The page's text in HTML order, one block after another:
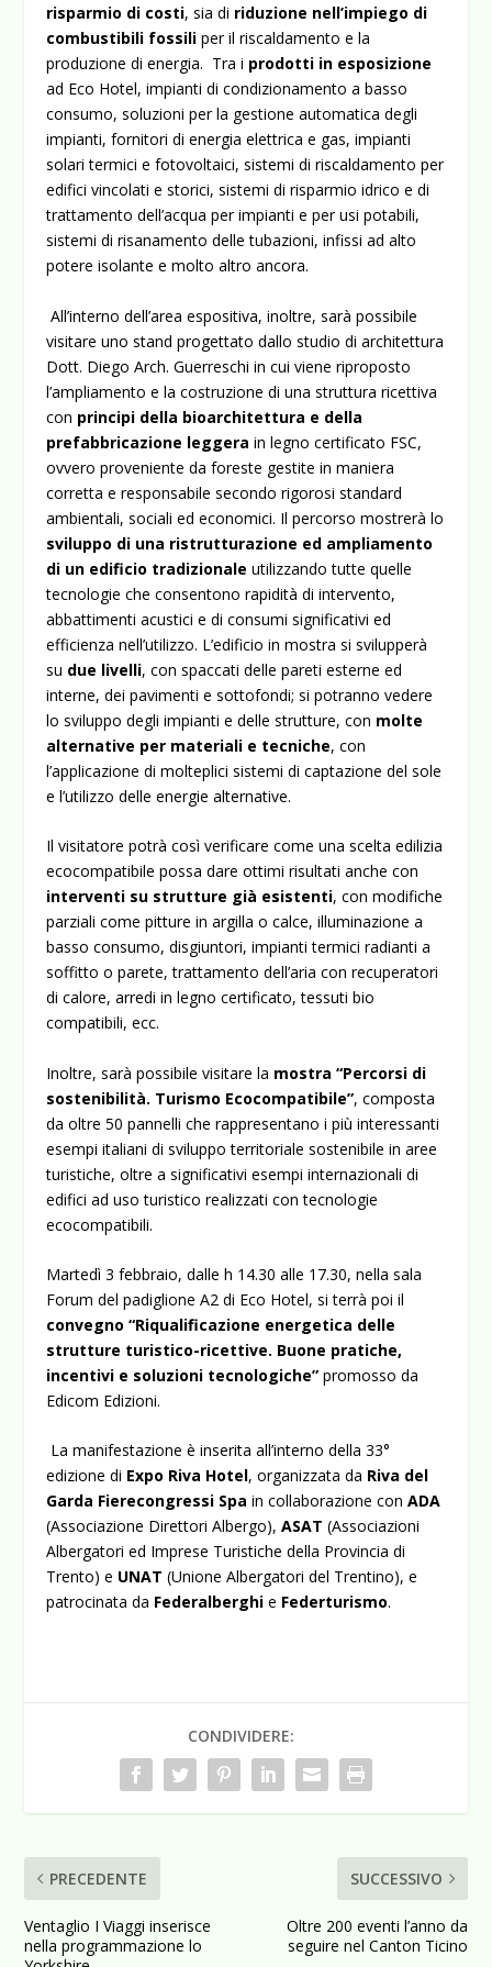
risparmio di costi, sia di riduzione nell’impiego di
combustibili fossili per il riscaldamento e la
produzione di energia. Tra i prodotti in esposizione
ad Eco Hotel, impianti di condizionamento a basso
consumo, soluzioni per la gestione automatica degli
impianti, fornitori di energia elettrica e gas, impianti
solari termici e fotovoltaici, sistemi di riscaldamento per
edifici vincolati e storici, sistemi di risparmio idrico e di
trattamento dell’acqua per impianti e per usi potabili,
sistemi di risanamento delle tubazioni, infissi ad alto
potere isolante e molto altro ancora.
All’interno dell’area espositiva, inoltre, sarà possibile
visitare uno stand progettato dallo studio di architettura
Dott. Diego Arch. Guerreschi in cui viene riproposto
l’ampliamento e la costruzione di una struttura ricettiva
con principi della bioarchitettura e della
prefabbricazione leggera in legno certificato FSC,
ovvero proveniente da foreste gestite in maniera
corretta e responsabile secondo rigorosi standard
ambientali, sociali ed economici. Il percorso mostrerà lo
sviluppo di una ristrutturazione ed ampliamento
di un edificio tradizionale utilizzando tutte quelle
tecnologie che consentono rapidità di intervento,
abbattimenti acustici e di consumi significativi ed
efficienza nell’utilizzo. L’edificio in mostra si svilupperà
su due livelli, con spaccati delle pareti esterne ed
interne, dei pavimenti e sottofondi; si potranno vedere
lo sviluppo degli impianti e delle strutture, con molte
alternative per materiali e tecniche, con
l’applicazione di molteplici sistemi di captazione del sole
e l’utilizzo delle energie alternative.
Il visitatore potrà così verificare come una scelta edilizia
ecocompatibile possa dare ottimi risultati anche con
interventi su strutture già esistenti, con modifiche
parziali come pitture in argilla o calce, illuminazione a
basso consumo, disgiuntori, impianti termici radianti a
soffitto o parete, trattamento dell’aria con recuperatori
di calore, arredi in legno certificato, tessuti bio
compatibili, ecc.
Inoltre, sarà possibile visitare la mostra “Percorsi di
sostenibilità. Turismo Ecocompatibile”, composta
da oltre 50 pannelli che rappresentano i più interessanti
esempi italiani di sviluppo territoriale sostenibile in aree
turistiche, oltre a significativi esempi internazionali di
edifici ad uso turistico realizzati con tecnologie
ecocompatibili.
Martedì 3 febbraio, dalle h 14.30 alle 17.30, nella sala
Forum del padiglione A2 di Eco Hotel, si terrà poi il
convegno “Riqualificazione energetica delle
strutture turistico-ricettive. Buone pratiche,
incentivi e soluzioni tecnologiche”promosso da
Edicom Edizioni.
La manifestazione è inserita all’interno della 33°
edizione di Expo Riva Hotel, organizzata da Riva del
Garda Fierecongressi Spa in collaborazione conADA
(Associazione Direttori Albergo),ASAT (Associazioni
Albergatori ed Imprese Turistiche della Provincia di
Trento) e UNAT (Unione Albergatori del Trentino), e
patrocinata da Federalberghi e Federturismo.
CONDIVIDERE:
PRECEDENTE
Ventaglio I Viaggi inserisce
nella programmazione lo
SUCCESSIVO
Oltre 200 eventi l’anno da
seguire nel Canton Ticino